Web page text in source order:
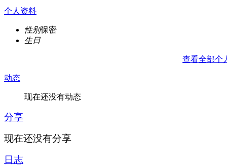
个人资料
性别保密
生日
查看全部个
动态
现在还没有动态
分享
现在还没有分享
日志